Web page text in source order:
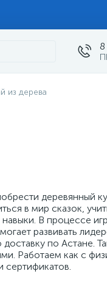
8
из дерева
деревянный
в мир сказок,
В процессе
развивать
по Астане.
Работаем как с
сертификатов.